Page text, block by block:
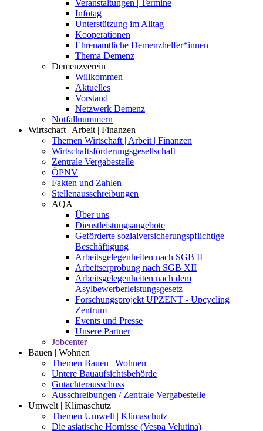
Veranstaltungen | Termine
Infotag
Unterstützung im Alltag
Kooperationen
Ehrenamtliche Demenzhelfer*innen
Thema Demenz
Demenzverein
Willkommen
Aktuelles
Vorstand
Netzwerk Demenz
Notfallnummern
Wirtschaft | Arbeit | Finanzen
Themen Wirtschaft | Arbeit | Finanzen
Wirtschaftsförderungsgesellschaft
Zentrale Vergabestelle
ÖPNV
Fakten und Zahlen
Stellenausschreibungen
AQA
Über uns
Dienstleistungsangebote
Geförderte sozialversicherungspflichtige
Beschäftigung
Arbeitsgelegenheiten nach SGB II
Arbeitserprobung nach SGB XII
Arbeitsgelegenheiten nach dem
Asylbewerberleistungsgesetz
Forschungsprojekt UPZENT - Upcycling
Zentrum
Events und Presse
Unsere Partner
Jobcenter
Bauen | Wohnen
Themen Bauen | Wohnen
Untere Bauaufsichtsbehörde
Gutachterausschuss
Ausschreibungen / Zentrale Vergabestelle
Umwelt | Klimaschutz
Themen Umwelt | Klimaschutz
Die asiatische Hornisse (Vespa Velutina)